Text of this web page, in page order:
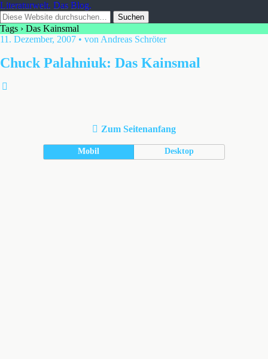
Literaturwelt. Das Blog.
Tags › Das Kainsmal
11. Dezember, 2007 • von Andreas Schröter
Chuck Palahniuk: Das Kainsmal
Zum Seitenanfang
Mobil Desktop